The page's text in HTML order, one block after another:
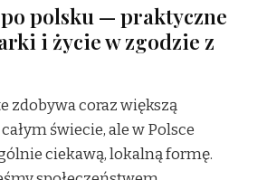
polsku — praktyczne
i życie w zgodzie z
zdobywa coraz większą
świecie, ale w Polsce
ciekawą, lokalną formę.